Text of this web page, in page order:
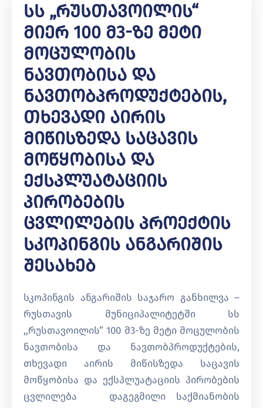
Სს „რუსთავოილის“
Მიერ 100 Მ3-Ზე Მეტი
Მოცულობის
Ნავთობისა Და
Ნავთობპროდუქტების,
Თხევადი Აირის
Მიწისზედა Საცავის
Მოწყობისა Და
Ექსპლუატაციის
Პირობების
Ცვლილების Პროექტის
Სკოპინგის Ანგარიშის
Შესახებ
სკოპინგის ანგარიშის საჯარო განხილვა –
რუსთავის მუნიციპალიტეტში სს
,,რუსთავოილის” 100 მ3-ზე მეტი მოცულობის
ნავთობისა და ნავთობპროდუქტების,
თხევადი აირის მიწისზედა საცავის
მოწყობისა და ექსპლუატაციის პირობების
ცვლილება დაგეგმილი საქმიანობის